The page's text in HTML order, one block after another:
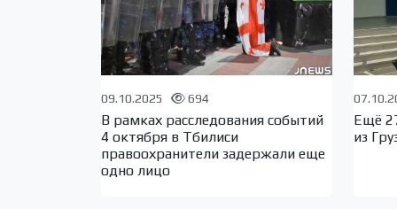
09.10.2025 694
В рамках расследования событий
4 октября в Тбилиси
правоохранители задержали еще
одно лицо
Ещё
из